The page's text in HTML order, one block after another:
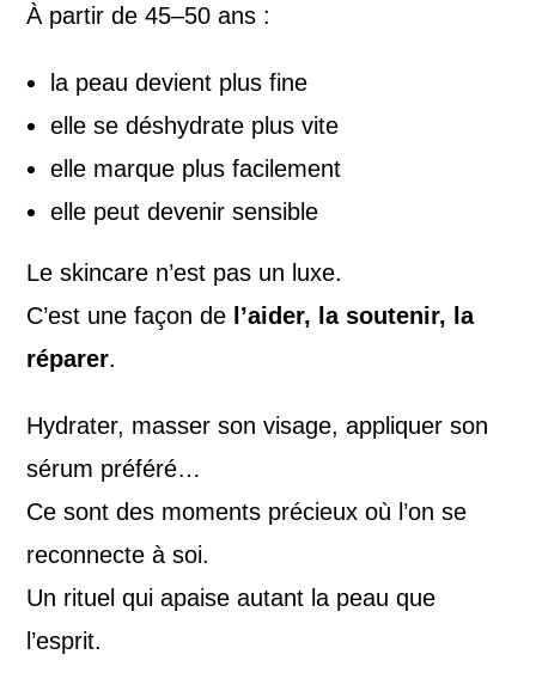
À partir de 45–50 ans :
la peau devient plus fine
elle se déshydrate plus vite
elle marque plus facilement
elle peut devenir sensible
Le skincare n’est pas un luxe.
C’est une façon de l’aider, la soutenir, la
réparer.
Hydrater, masser son visage, appliquer son
sérum préféré…
Ce sont des moments précieux où l’on se
reconnecte à soi.
Un rituel qui apaise autant la peau que
l’esprit.